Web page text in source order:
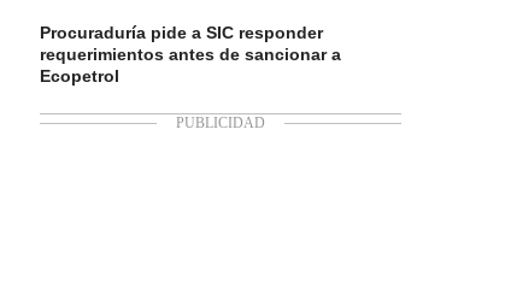
Procuraduría pide a SIC responder
requerimientos antes de sancionar a
Ecopetrol